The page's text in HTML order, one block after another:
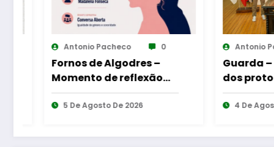
Antonio Pacheco
Guarda – Assinatura
dos protocolos de
cooperação entre
Bombeiros Egitanienses
4 De Agosto De 2026 6